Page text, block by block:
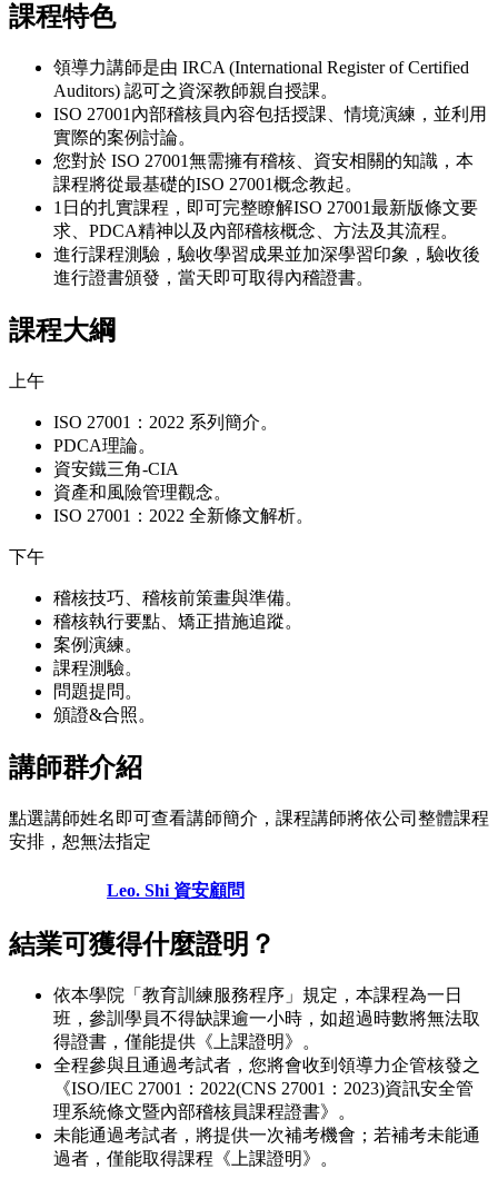
課程特色
領導力講師是由 IRCA (International Register of Certified
Auditors) 認可之資深教師親自授課。
ISO 27001內部稽核員內容包括授課、情境演練，並利用
實際的案例討論。
您對於 ISO 27001無需擁有稽核、資安相關的知識，本
課程將從最基礎的ISO 27001概念教起。
1日的扎實課程，即可完整瞭解ISO 27001最新版條文要
求、PDCA精神以及內部稽核概念、方法及其流程。
進行課程測驗，驗收學習成果並加深學習印象，驗收後
進行證書頒發，當天即可取得內稽證書。
課程大綱
上午
ISO 27001：2022 系列簡介。
PDCA理論。
資安鐵三角-CIA
資產和風險管理觀念。
ISO 27001：2022 全新條文解析。
下午
稽核技巧、稽核前策畫與準備。
稽核執行要點、矯正措施追蹤。
案例演練。
課程測驗。
問題提問。
頒證&合照。
講師群介紹
點選講師姓名即可查看講師簡介，課程講師將依公司整體課程
安排，恕無法指定
Leo. Shi 資安顧問
結業可獲得什麼證明？
依本學院「教育訓練服務程序」規定，本課程為一日
班，參訓學員不得缺課逾一小時，如超過時數將無法取
得證書，僅能提供《上課證明》。
全程參與且通過考試者，您將會收到領導力企管核發之
《ISO/IEC 27001：2022(CNS 27001：2023)資訊安全管
理系統條文暨內部稽核員課程證書》。
未能通過考試者，將提供一次補考機會；若補考未能通
過者，僅能取得課程《上課證明》。